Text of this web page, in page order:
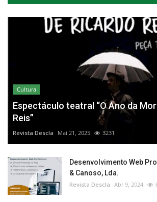
Cultura
Espectáculo teatral “O Ano da
Reis”
Revista Descla Mai 21, 2025 3231
Desenvolvimento Web
& Canoso, Lda.
Revista Descla Abr 9, 2024